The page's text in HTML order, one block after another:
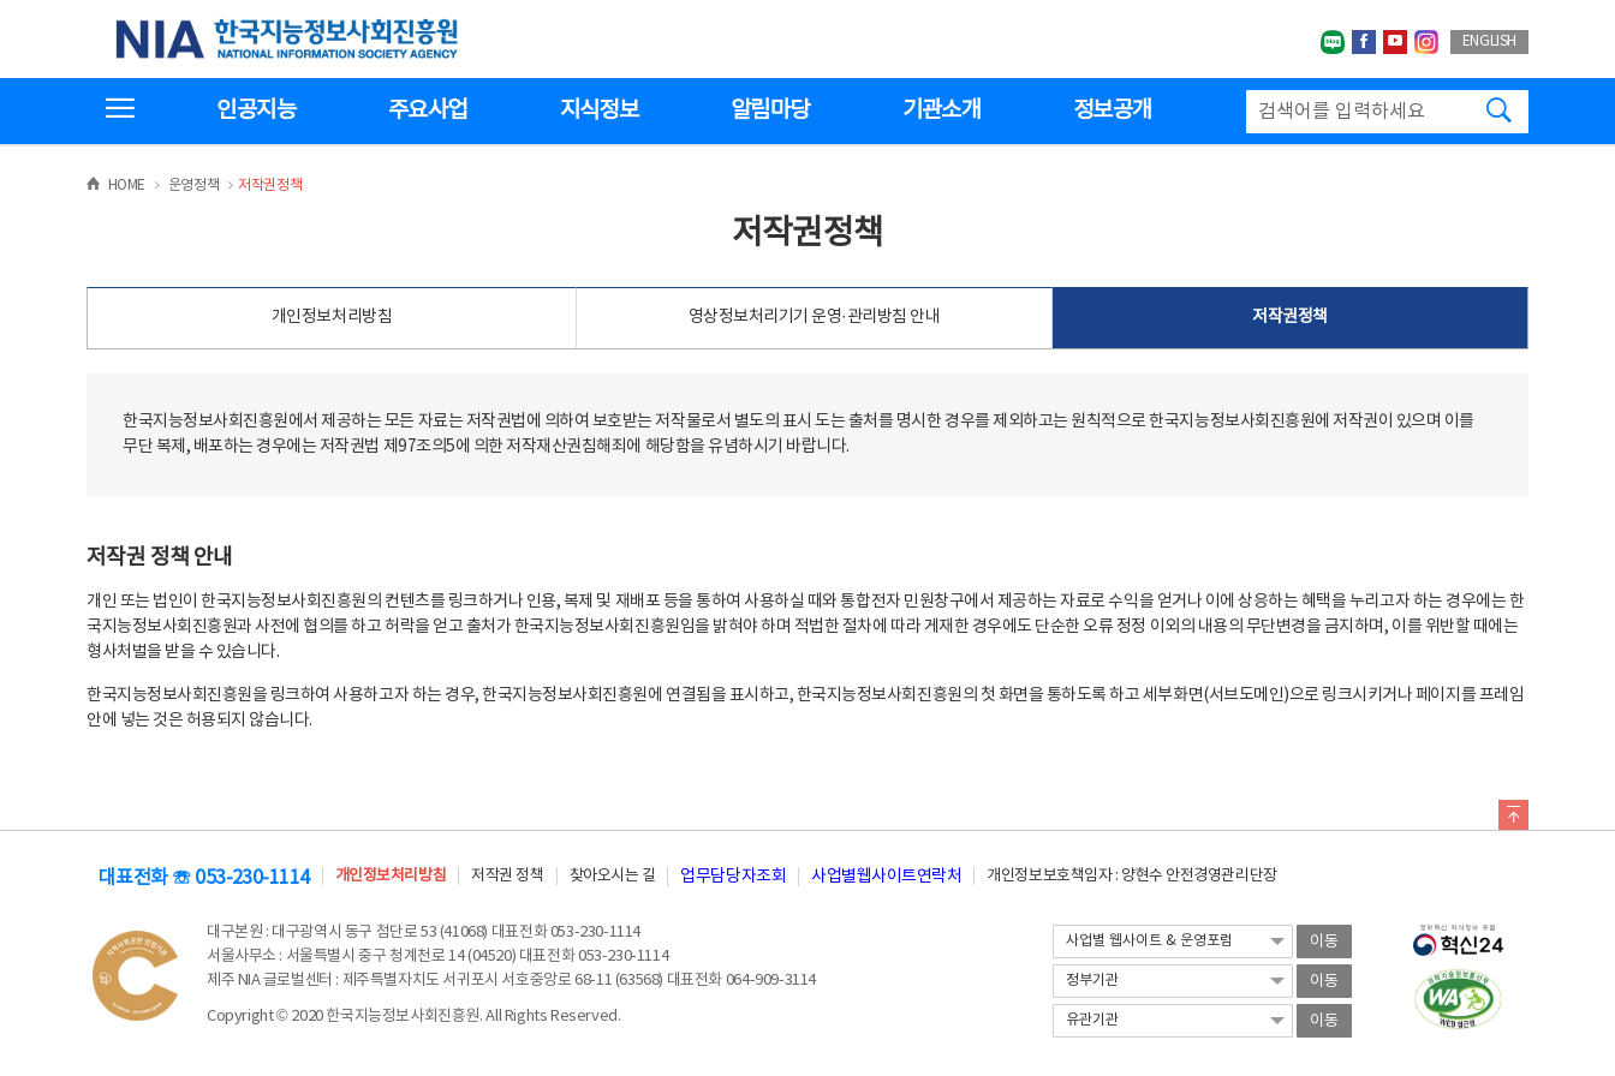
기
한국지능정보사회진흥원
네이버블로그
페이스북
유투브인스타그랩
ENGLISH
인공지능 주요사업 지식정보 알림마당 기관소개 정보공개
HOME >운영정책 >
저작권정책
저작권정책
개인정보처리방침 영상정보처리기기 운영·관리방침 안내 저작권정책
한국지능정보사회진흥원에서 제공하는 모든 자료는 저작권법에 의하여 보호받는 저작물로서 별도의 표시 도는 출처를 명시한 경우를 제외하고는 원칙적으로 한국지능정보사회진흥원에 저작권이 있으며 이를
무단 복제, 배포하는 경우에는 저작권법 제97조의5에 의한 저작재산권침해죄에 해당함을 유념하시기 바랍니다.
저작권 정책 안내
개인 또는 법인이 한국지능정보사회진흥원의 컨텐츠를 링크하거나 인용, 복제 및 재배포 등을 통하여 사용하실 때와 통합전자 민원창구에서 제공하는 자료로 수익을 얻거나 이에 상응하는 혜택을 누리고자 하는 경우에는 한
국지능정보사회진흥원과 사전에 협의를 하고 허락을 얻고 출처가 한국지능정보사회진흥원임을 밝혀야 하며 적법한 절차에 따라 게재한 경우에도 단순한 오류 정정 이외의 내용의 무단변경을 금지하며, 이를 위반할 때에는
형사처벌을 받을 수 있습니다.
한국지능정보사회진흥원을 링크하여 사용하고자 하는 경우, 한국지능정보사회진흥원에 연결됨을 표시하고, 한국지능정보사회진흥원의 첫 화면을 통하도록 하고 세부화면(서브도메인)으로 링크시키거나 페이지를 프레임
안에 넣는 것은 허용되지 않습니다.
대표전화 ☏ 053-230-1114 개인정보처리방침 저작권 정책 찾아오시는 길 업무담당자조회 사업별웹사이트연락처 개인정보보호책임자 : 양현수 안전경영관리단장
대구본원 : 대구광역시 동구 첨단로 53 (41068) 대표전화 053-230-1114
서울사무소 : 서울특별시 중구 청계천로 14 (04520) 대표전화 053-230-1114
제주 NIA 글로벌센터 : 제주특별자치도 서귀포시 서호중앙로 68-11 (63568) 대표전화 064-909-3114
Copyright © 2020 한국지능정보사회진흥원. All Rights Reserved.
이동
이동
이동